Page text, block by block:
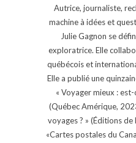
Autrice, journaliste,
machine à idées et
Julie Gagnon se
exploratrice. Elle
québécois et
Elle a publié une
« Voyager mieux :
(Québec Amérique,
voyages ? » (Éditions
«Cartes postales du